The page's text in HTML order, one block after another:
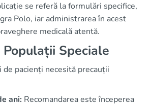
se referă la formulări specifice,
Polo, iar administrarea în acest
medicală atentă.
Speciale
pacienți necesită precauții
ani: Recomandarea este începerea